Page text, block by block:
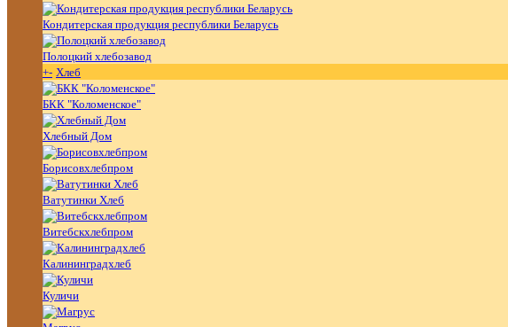
Кондитерская продукция республики Беларусь
Полоцкий хлебозавод
+- Хлеб
БКК "Коломенское"
Хлебный Дом
Борисовхлебпром
Ватутинки Хлеб
Витебскхлебпром
Калининградхлеб
Куличи